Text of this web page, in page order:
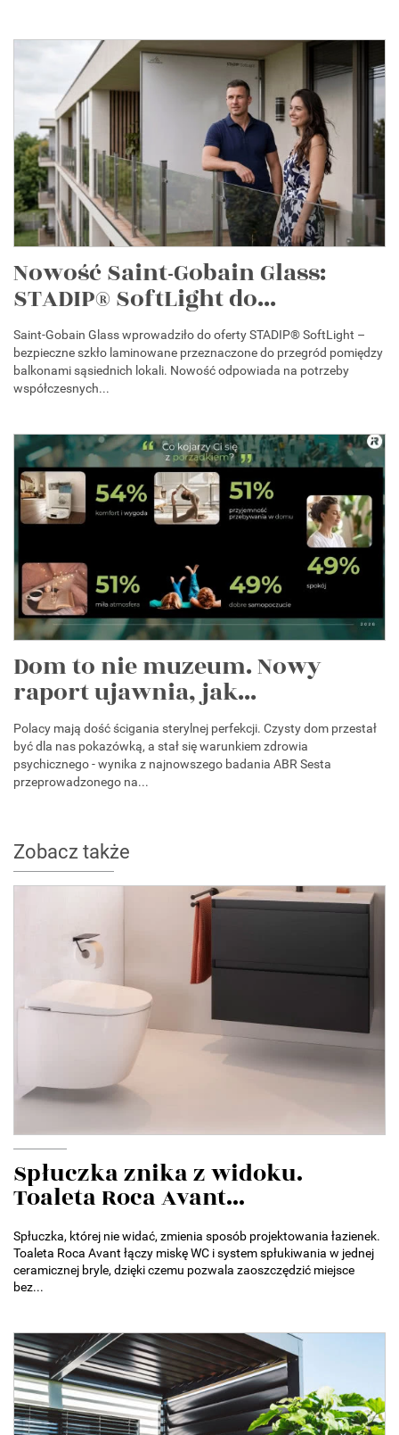
Nowość Saint-Gobain Glass:
STADIP® SoftLight do...
Saint-Gobain Glass wprowadziło do oferty STADIP® SoftLight –
bezpieczne szkło laminowane przeznaczone do przegród pomiędzy
balkonami sąsiednich lokali. Nowość odpowiada na potrzeby
współczesnych...
Dom to nie muzeum. Nowy
raport ujawnia, jak...
Polacy mają dość ścigania sterylnej perfekcji. Czysty dom przestał
być dla nas pokazówką, a stał się warunkiem zdrowia
psychicznego - wynika z najnowszego badania ABR Sesta
przeprowadzonego na...
Zobacz także
Spłuczka znika z widoku.
Toaleta Roca Avant...
Spłuczka, której nie widać, zmienia sposób projektowania łazienek.
Toaleta Roca Avant łączy miskę WC i system spłukiwania w jednej
ceramicznej bryle, dzięki czemu pozwala zaoszczędzić miejsce
bez...